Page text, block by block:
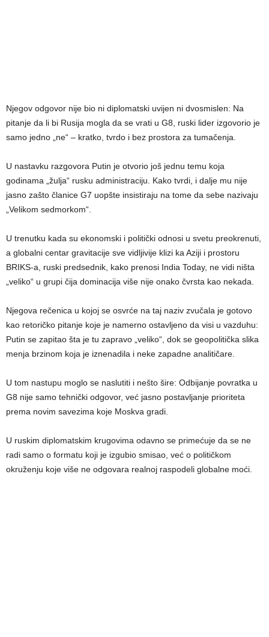
Njegov odgovor nije bio ni diplomatski uvijen ni dvosmislen: Na
pitanje da li bi Rusija mogla da se vrati u G8, ruski lider izgovorio je
samo jedno „ne“ – kratko, tvrdo i bez prostora za tumačenja.
U nastavku razgovora Putin je otvorio još jednu temu koja
godinama „žulja“ rusku administraciju. Kako tvrdi, i dalje mu nije
jasno zašto članice G7 uopšte insistiraju na tome da sebe nazivaju
„Velikom sedmorkom“.
U trenutku kada su ekonomski i politički odnosi u svetu preokrenuti,
a globalni centar gravitacije sve vidljivije klizi ka Aziji i prostoru
BRIKS-a, ruski predsednik, kako prenosi India Today, ne vidi ništa
„veliko“ u grupi čija dominacija više nije onako čvrsta kao nekada.
Njegova rečenica u kojoj se osvrće na taj naziv zvučala je gotovo
kao retoričko pitanje koje je namerno ostavljeno da visi u vazduhu:
Putin se zapitao šta je tu zapravo „veliko“, dok se geopolitička slika
menja brzinom koja je iznenadila i neke zapadne analitičare.
U tom nastupu moglo se naslutiti i nešto šire: Odbijanje povratka u
G8 nije samo tehnički odgovor, već jasno postavljanje prioriteta
prema novim savezima koje Moskva gradi.
U ruskim diplomatskim krugovima odavno se primećuje da se ne
radi samo o formatu koji je izgubio smisao, već o političkom
okruženju koje više ne odgovara realnoj raspodeli globalne moći.